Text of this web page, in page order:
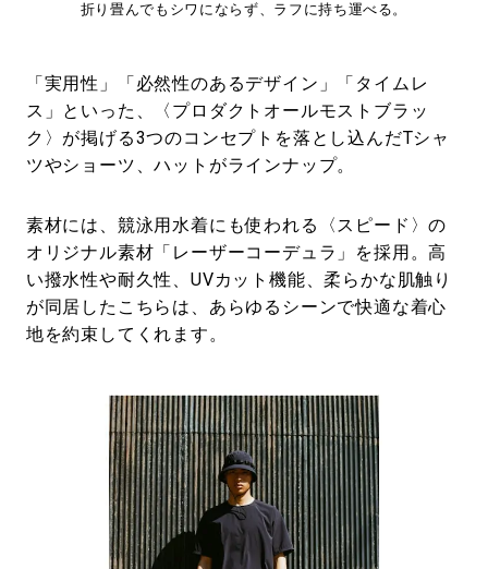
折り畳んでもシワにならず、ラフに持ち運べる。
「実用性」「必然性のあるデザイン」「タイムレ
ス」といった、〈プロダクトオールモストブラッ
ク〉が掲げる3つのコンセプトを落とし込んだTシャ
ツやショーツ、ハットがラインナップ。
素材には、競泳用水着にも使われる〈スピード〉の
オリジナル素材「レーザーコーデュラ」を採用。高
い撥水性や耐久性、UVカット機能、柔らかな肌触り
が同居したこちらは、あらゆるシーンで快適な着心
地を約束してくれます。